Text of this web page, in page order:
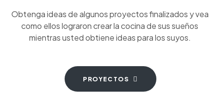
Obtenga ideas de algunos proyectos finalizados y vea
como ellos lograron crear la cocina de sus sueños
mientras usted obtiene ideas para los suyos.
PROYECTOS